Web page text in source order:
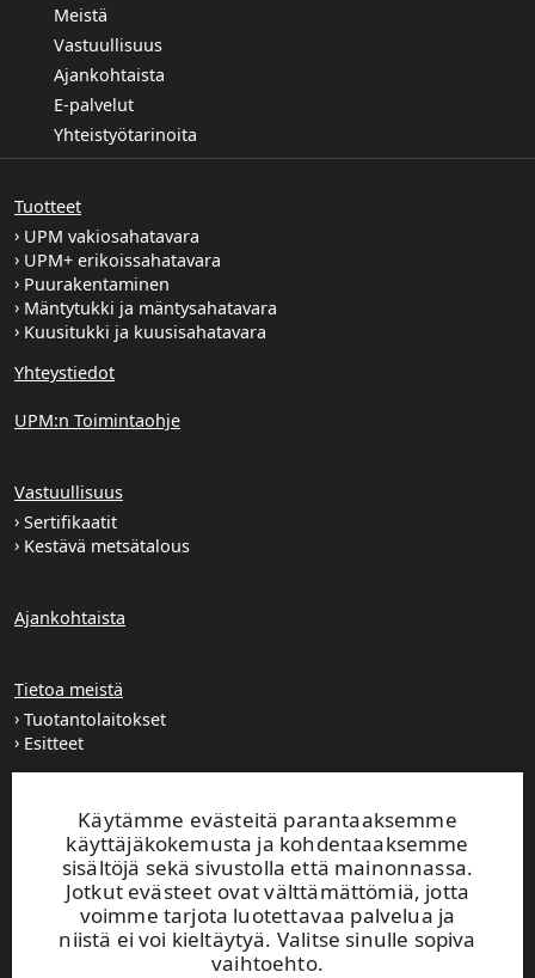
Käytämme evästeitä parantaaksemme
käyttäjäkokemusta ja kohdentaaksemme
sisältöjä sekä sivustolla että mainonnassa.
Jotkut evästeet ovat välttämättömiä, jotta
voimme tarjota luotettavaa palvelua ja
niistä ei voi kieltäytyä. Valitse sinulle sopiva
vaihtoehto.
Meistä
Vastuullisuus
Ajankohtaista
E-palvelut
Yhteistyötarinoita
Tuotteet
UPM vakiosahatavara
UPM+ erikoissahatavara
Puurakentaminen
Mäntytukki ja mäntysahatavara
Kuusitukki ja kuusisahatavara
Yhteystiedot
UPM:n Toimintaohje
Vastuullisuus
Sertifikaatit
Kestävä metsätalous
Ajankohtaista
Tietoa meistä
Tuotantolaitokset
Esitteet
Extranet
UPM TIMBER
Peltokatu 26 C, 5. krs
PL 203